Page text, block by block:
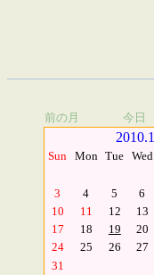
前の月 今日
2010.1
Sun Mon Tue Wed
3
4 5 6
10
11 12 13
17
18 19 20
24
25 26 27
31